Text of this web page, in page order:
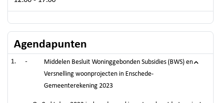
Agendapunten
-
Middelen Besluit Woninggebonden Subsidies (BWS) en
Versnelling woonprojecten in Enschede-
Gemeenterekening 2023